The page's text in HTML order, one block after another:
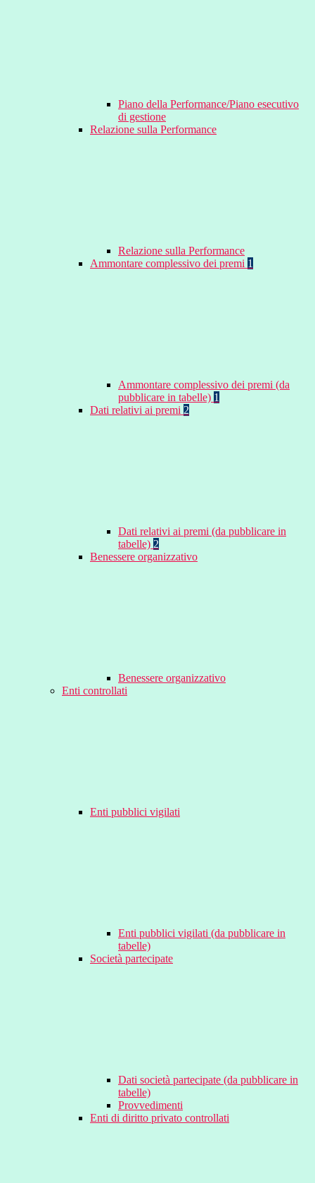
Piano della Performance/Piano esecutivo
di gestione
Relazione sulla Performance
Relazione sulla Performance
Ammontare complessivo dei premi 1
Ammontare complessivo dei premi (da
pubblicare in tabelle) 1
Dati relativi ai premi 2
Dati relativi ai premi (da pubblicare in
tabelle) 2
Benessere organizzativo
Benessere organizzativo
Enti controllati
Enti pubblici vigilati
Enti pubblici vigilati (da pubblicare in
tabelle)
Società partecipate
Dati società partecipate (da pubblicare in
tabelle)
Provvedimenti
Enti di diritto privato controllati